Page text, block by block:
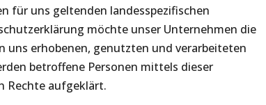
für uns geltenden landesspezifischen
möchte unser Unternehmen die
uns erhobenen, genutzten und verarbeiteten
betroffene Personen mittels dieser
Rechte aufgeklärt.